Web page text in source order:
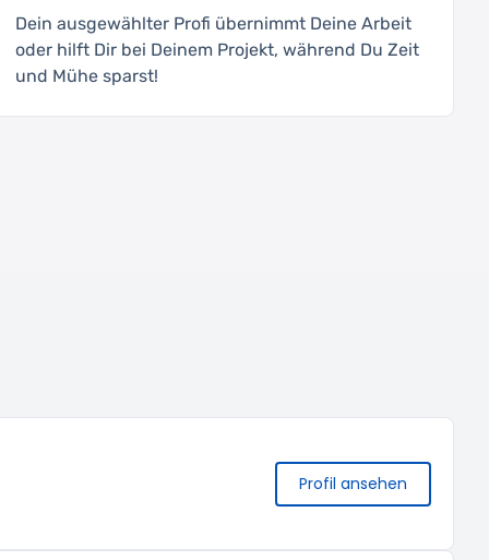
Dein ausgewählter Profi übernimmt Deine Arbeit
oder hilft Dir bei Deinem Projekt, während Du Zeit
und Mühe sparst!
Profil ansehen